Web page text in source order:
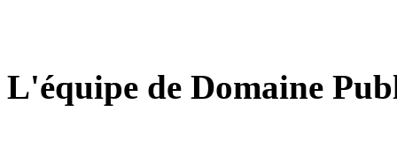
L'équipe de Domaine